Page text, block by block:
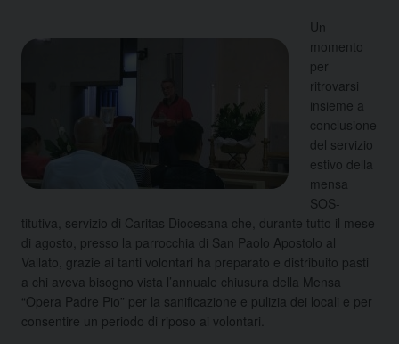
Un
momento
per
ritrovarsi
insieme a
conclusione
del servizio
estivo della
mensa
SOS-
titutiva, servizio di Caritas Diocesana che, durante tutto il mese
di agosto, presso la parrocchia di San Paolo Apostolo al
Vallato, grazie ai tanti volontari ha preparato e distribuito pasti
a chi aveva bisogno vista l’annuale chiusura della Mensa
“Opera Padre Pio” per la sanificazione e pulizia dei locali e per
consentire un periodo di riposo ai volontari.